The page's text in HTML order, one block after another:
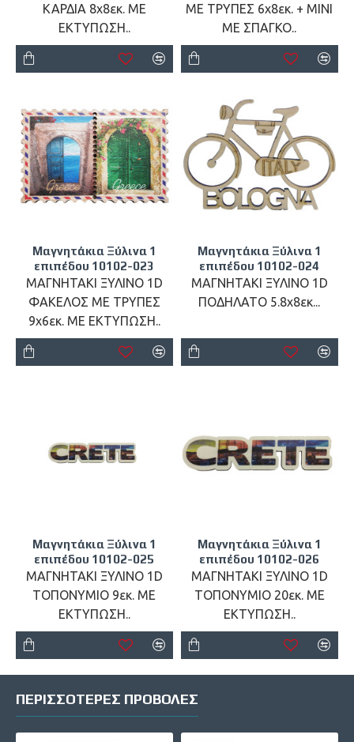
ΚΑΡΔΙΑ 8x8εκ. ΜΕ
ΕΚΤΥΠΩΣΗ..
ΜΕ ΤΡΥΠΕΣ 6x8εκ. + ΜΙΝΙ
ΜΕ ΣΠΑΓΚΟ..
Μαγνητάκια Ξύλινα 1
επιπέδου 10102-023
ΜΑΓΝΗΤΑΚΙ ΞΥΛΙΝΟ 1D
ΦΑΚΕΛΟΣ ΜΕ ΤΡΥΠΕΣ
9x6εκ. ΜΕ ΕΚΤΥΠΩΣΗ..
Μαγνητάκια Ξύλινα 1
επιπέδου 10102-024
ΜΑΓΝΗΤΑΚΙ ΞΥΛΙΝΟ 1D
ΠΟΔΗΛΑΤΟ 5.8x8εκ...
Μαγνητάκια Ξύλινα 1
επιπέδου 10102-025
ΜΑΓΝΗΤΑΚΙ ΞΥΛΙΝΟ 1D
ΤΟΠΟΝΥΜΙΟ 9εκ. ΜΕ
ΕΚΤΥΠΩΣΗ..
Μαγνητάκια Ξύλινα 1
επιπέδου 10102-026
ΜΑΓΝΗΤΑΚΙ ΞΥΛΙΝΟ 1D
ΤΟΠΟΝΥΜΙΟ 20εκ. ΜΕ
ΕΚΤΥΠΩΣΗ..
ΠΕΡΙΣΣΌΤΕΡΕΣ ΠΡΟΒΟΛΈΣ